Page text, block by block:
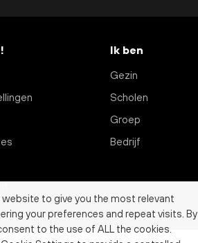
Ik ben
Gezin
Scholen
Groep
Bedrijf
to give you the most relevant
your preferences and repeat visits. By
to the use of ALL the cookies.